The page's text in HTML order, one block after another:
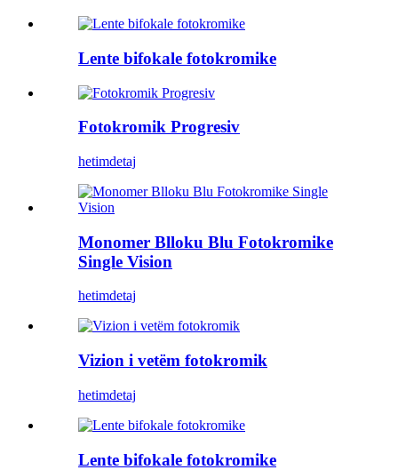
Lente bifokale fotokromike
Fotokromik Progresiv
hetimdetaj
Monomer Blloku Blu Fotokromike
Single Vision
hetimdetaj
Vizion i vetëm fotokromik
hetimdetaj
Lente bifokale fotokromike